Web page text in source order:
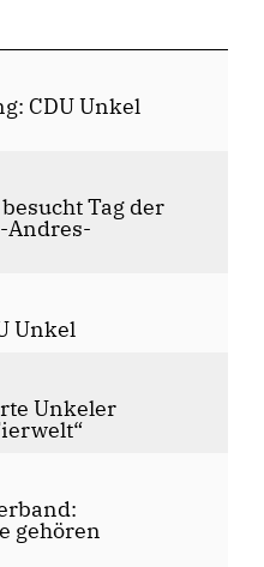
CDU Unkel
Tag der
Andres-
Unkel
Unkeler
gehören